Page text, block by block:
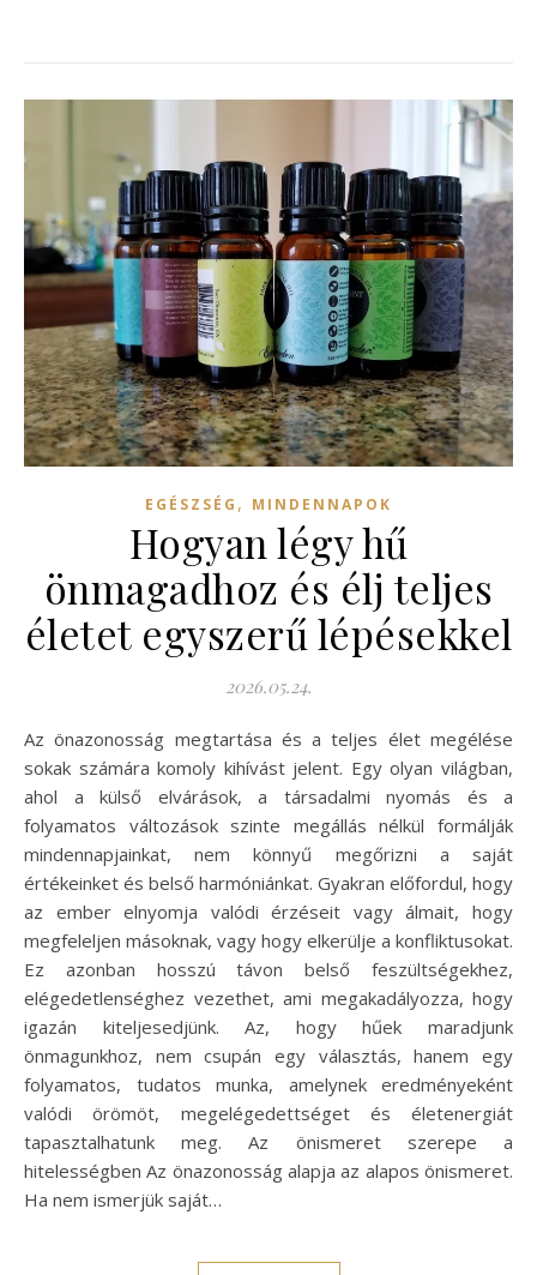
EGÉSZSÉG , MINDENNAPOK
Hogyan légy hű
önmagadhoz és élj teljes
életet egyszerű lépésekkel
2026.05.24.
Az önazonosság megtartása és a teljes élet megélése
sokak számára komoly kihívást jelent. Egy olyan világban,
ahol a külső elvárások, a társadalmi nyomás és a
folyamatos változások szinte megállás nélkül formálják
mindennapjainkat, nem könnyű megőrizni a saját
értékeinket és belső harmóniánkat. Gyakran előfordul, hogy
az ember elnyomja valódi érzéseit vagy álmait, hogy
megfeleljen másoknak, vagy hogy elkerülje a konfliktusokat.
Ez azonban hosszú távon belső feszültségekhez,
elégedetlenséghez vezethet, ami megakadályozza, hogy
igazán kiteljesedjünk. Az, hogy hűek maradjunk
önmagunkhoz, nem csupán egy választás, hanem egy
folyamatos, tudatos munka, amelynek eredményeként
valódi örömöt, megelégedettséget és életenergiát
tapasztalhatunk meg. Az önismeret szerepe a
hitelességben Az önazonosság alapja az alapos önismeret.
Ha nem ismerjük saját…